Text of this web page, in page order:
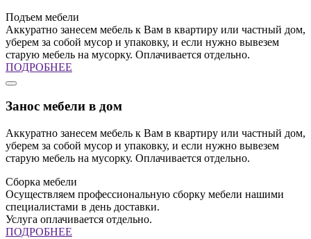
Подъем мебели
Аккуратно занесем мебель к Вам в квартиру или частный дом,
уберем за собой мусор и упаковку, и если нужно вывезем
старую мебель на мусорку. Оплачивается отдельно.
ПОДРОБНЕЕ
Занос мебели в дом
Аккуратно занесем мебель к Вам в квартиру или частный дом,
уберем за собой мусор и упаковку, и если нужно вывезем
старую мебель на мусорку. Оплачивается отдельно.
Сборка мебели
Осуществляем профессиональную сборку мебели нашими
специалистами в день доставки.
Услуга оплачивается отдельно.
ПОДРОБНЕЕ